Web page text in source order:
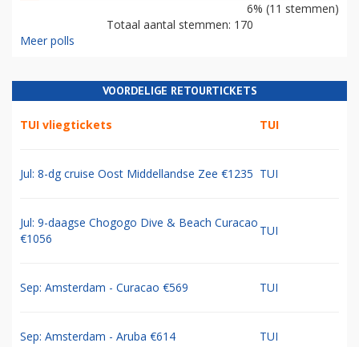
6% (11 stemmen)
Totaal aantal stemmen: 170
Meer polls
VOORDELIGE RETOURTICKETS
TUI vliegtickets TUI
Jul: 8-dg cruise Oost Middellandse Zee €1235 TUI
Jul: 9-daagse Chogogo Dive & Beach Curacao
€1056
TUI
Sep: Amsterdam - Curacao €569 TUI
Sep: Amsterdam - Aruba €614 TUI